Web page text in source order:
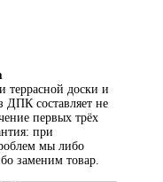
террасной доски и
ДПК составляет не
первых трёх
при
мы либо
заменим товар.